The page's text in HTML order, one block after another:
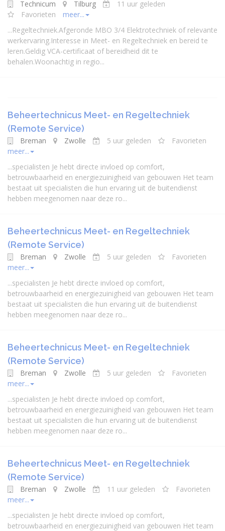
Technicum Tilburg
11 uur geleden
Favorieten
meer...
...Regeltechniek.Afgeronde MBO 3/4 Elektrotechniek of relevante
werkervaring.Interesse in Meet- en Regeltechniek en bereid te
leren.Geldig VCA-certificaat of bereidheid dit te
behalen.Woonachtig in regio...
Beheertechnicus Meet- en Regeltechniek
(Remote Service)
Breman Zwolle 5 uur geleden
Favorieten
meer...
...specialisten Je hebt directe invloed op comfort,
betrouwbaarheid en energiezuinigheid van gebouwen Het team
bestaat uit specialisten die hun ervaring uit de buitendienst
hebben meegenomen naar deze ro...
Beheertechnicus Meet- en Regeltechniek
(Remote Service)
Breman Zwolle 5 uur geleden
Favorieten
meer...
...specialisten Je hebt directe invloed op comfort,
betrouwbaarheid en energiezuinigheid van gebouwen Het team
bestaat uit specialisten die hun ervaring uit de buitendienst
hebben meegenomen naar deze ro...
Beheertechnicus Meet- en Regeltechniek
(Remote Service)
Breman Zwolle 5 uur geleden
Favorieten
meer...
...specialisten Je hebt directe invloed op comfort,
betrouwbaarheid en energiezuinigheid van gebouwen Het team
bestaat uit specialisten die hun ervaring uit de buitendienst
hebben meegenomen naar deze ro...
Beheertechnicus Meet- en Regeltechniek
(Remote Service)
Breman Zwolle 11 uur geleden
Favorieten
meer...
...specialisten Je hebt directe invloed op comfort,
betrouwbaarheid en energiezuinigheid van gebouwen Het team